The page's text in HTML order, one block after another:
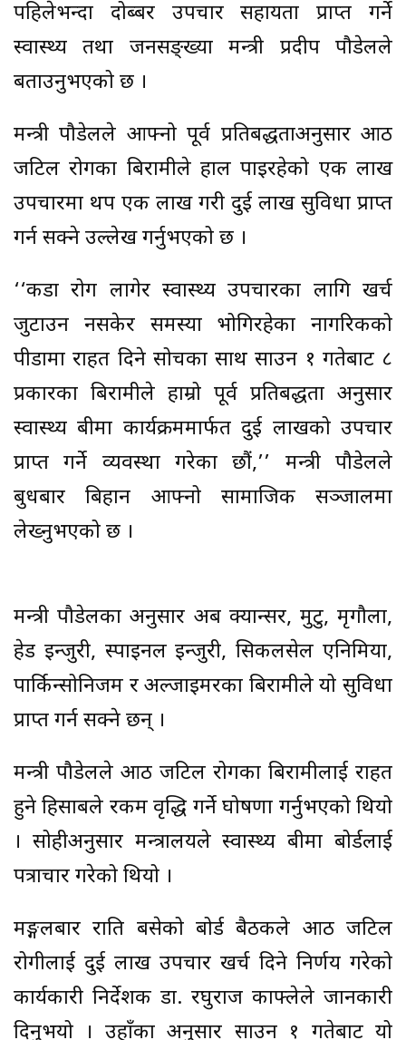
पहिलेभन्दा दोब्बर उपचार सहायता प्राप्त गर्ने
स्वास्थ्य तथा जनसङ्ख्या मन्त्री प्रदीप पौडेलले
बताउनुभएको छ ।
मन्त्री पौडेलले आफ्नो पूर्व प्रतिबद्धताअनुसार आठ
जटिल रोगका बिरामीले हाल पाइरहेको एक लाख
उपचारमा थप एक लाख गरी दुई लाख सुविधा प्राप्त
गर्न सक्ने उल्लेख गर्नुभएको छ ।
‘‘कडा रोग लागेर स्वास्थ्य उपचारका लागि खर्च
जुटाउन नसकेर समस्या भोगिरहेका नागरिकको
पीडामा राहत दिने सोचका साथ साउन १ गतेबाट ८
प्रकारका बिरामीले हाम्रो पूर्व प्रतिबद्धता अनुसार
स्वास्थ्य बीमा कार्यक्रममार्फत दुई लाखको उपचार
प्राप्त गर्ने व्यवस्था गरेका छौं,’’ मन्त्री पौडेलले
बुधबार बिहान आफ्नो सामाजिक सञ्जालमा
लेख्नुभएको छ ।
मन्त्री पौडेलका अनुसार अब क्यान्सर, मुटु, मृगौला,
हेड इन्जुरी, स्पाइनल इन्जुरी, सिकलसेल एनिमिया,
पार्किन्सोनिजम र अल्जाइमरका बिरामीले यो सुविधा
प्राप्त गर्न सक्ने छन् ।
मन्त्री पौडेलले आठ जटिल रोगका बिरामीलाई राहत
हुने हिसाबले रकम वृद्धि गर्ने घोषणा गर्नुभएको थियो
। सोहीअनुसार मन्त्रालयले स्वास्थ्य बीमा बोर्डलाई
पत्राचार गरेको थियो ।
मङ्गलबार राति बसेको बोर्ड बैठकले आठ जटिल
रोगीलाई दुई लाख उपचार खर्च दिने निर्णय गरेको
कार्यकारी निर्देशक डा. रघुराज काफ्लेले जानकारी
दिनुभयो । उहाँका अनुसार साउन १ गतेबाट यो